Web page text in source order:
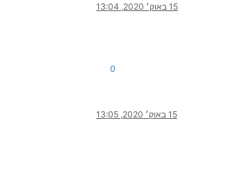
15 באוק׳ 2020, 13:04
0
15 באוק׳ 2020, 13:05